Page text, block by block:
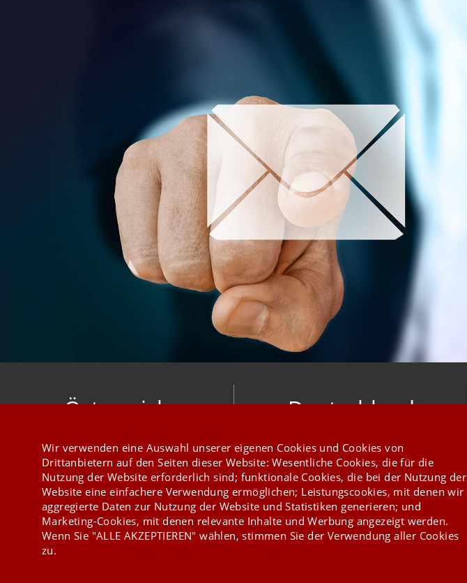
Österreich
m.b.h.
Herzog-Friedrich-Platz 1 3001 Mauerbach
+43 1 970 300
Deutschland
Hirschberger Str. 18 27383 Scheeßel
+49 4263 9390 0
Wir verwenden eine Auswahl unserer eigenen Cookies und Cookies von
Drittanbietern auf den Seiten dieser Website: Wesentliche Cookies, die für die
Nutzung der Website erforderlich sind; funktionale Cookies, die bei der Nutzung der
Website eine einfachere Verwendung ermöglichen; Leistungscookies, mit denen wir
aggregierte Daten zur Nutzung der Website und Statistiken generieren; und
Marketing-Cookies, mit denen relevante Inhalte und Werbung angezeigt werden.
Wenn Sie "ALLE AKZEPTIEREN" wählen, stimmen Sie der Verwendung aller Cookies
zu.